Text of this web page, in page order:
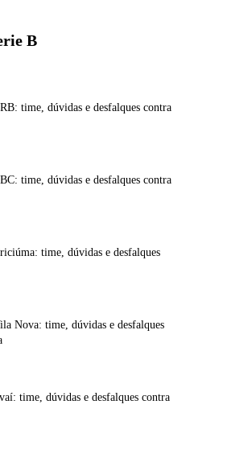
B
time, dúvidas e desfalques contra
time, dúvidas e desfalques contra
time, dúvidas e desfalques
Nova: time, dúvidas e desfalques
time, dúvidas e desfalques contra